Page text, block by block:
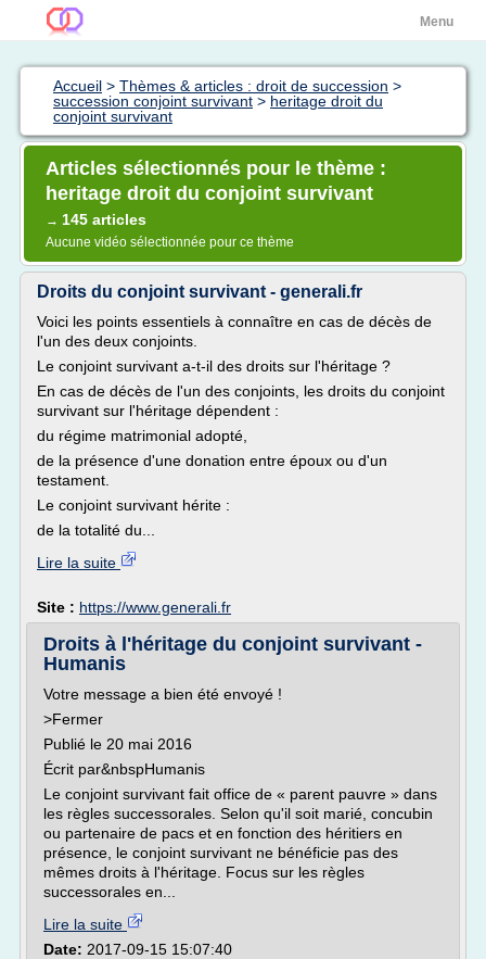
Menu
Accueil > Thèmes & articles : droit de succession >
succession conjoint survivant > heritage droit du
conjoint survivant
Articles sélectionnés pour le thème :
heritage droit du conjoint survivant
→ 145 articles
Aucune vidéo sélectionnée pour ce thème
Droits du conjoint survivant - generali.fr
Voici les points essentiels à connaître en cas de décès de
l'un des deux conjoints.
Le conjoint survivant a-t-il des droits sur l'héritage ?
En cas de décès de l'un des conjoints, les droits du conjoint
survivant sur l'héritage dépendent :
du régime matrimonial adopté,
de la présence d'une donation entre époux ou d'un
testament.
Le conjoint survivant hérite :
de la totalité du...
Lire la suite
Site : https://www.generali.fr
Droits à l'héritage du conjoint survivant -
Humanis
Votre message a bien été envoyé !
>Fermer
Publié le 20 mai 2016
Écrit par&nbspHumanis
Le conjoint survivant fait office de « parent pauvre » dans
les règles successorales. Selon qu'il soit marié, concubin
ou partenaire de pacs et en fonction des héritiers en
présence, le conjoint survivant ne bénéficie pas des
mêmes droits à l'héritage. Focus sur les règles
successorales en...
Lire la suite
Date: 2017-09-15 15:07:40